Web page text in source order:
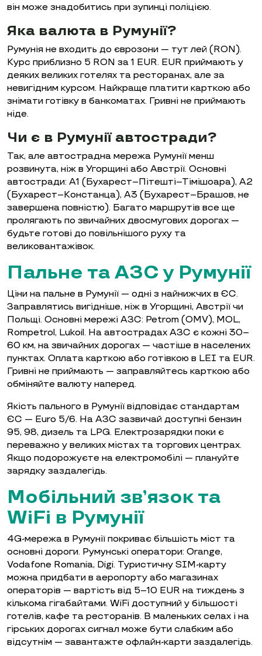
він може знадобитись при зупинці поліцією.
Яка валюта в Румунії?
Румунія не входить до єврозони — тут лей (RON).
Курс приблизно 5 RON за 1 EUR. EUR приймають у
деяких великих готелях та ресторанах, але за
невигідним курсом. Найкраще платити карткою або
знімати готівку в банкоматах. Гривні не приймають
ніде.
Чи є в Румунії автостради?
Так, але автострадна мережа Румунії менш
розвинута, ніж в Угорщині або Австрії. Основні
автостради: A1 (Бухарест–Пітешті–Тімішоара), A2
(Бухарест–Констанца), A3 (Бухарест–Брашов, не
завершена повністю). Багато маршрутів все ще
пролягають по звичайних двосмугових дорогах —
будьте готові до повільнішого руху та
великовантажівок.
Пальне та АЗС у Румунії
Ціни на пальне в Румунії — одні з найнижчих в ЄС.
Заправлятись вигідніше, ніж в Угорщині, Австрії чи
Польщі. Основні мережі АЗС: Petrom (OMV), MOL,
Rompetrol, Lukoil. На автострадах АЗС є кожні 30–
60 км, на звичайних дорогах — частіше в населених
пунктах. Оплата карткою або готівкою в LEI та EUR.
Гривні не приймають — заправляйтесь карткою або
обміняйте валюту наперед.
Якість пального в Румунії відповідає стандартам
ЄС — Euro 5/6. На АЗС зазвичай доступні бензин
95, 98, дизель та LPG. Електрозарядки поки є
переважно у великих містах та торгових центрах.
Якщо подорожуєте на електромобілі — плануйте
зарядку заздалегідь.
Мобільний зв’язок та
WiFi в Румунії
4G-мережа в Румунії покриває більшість міст та
основні дороги. Румунські оператори: Orange,
Vodafone Romania, Digi. Туристичну SIM-карту
можна придбати в аеропорту або магазинах
операторів — вартість від 5–10 EUR на тиждень з
кількома гігабайтами. WiFi доступний у більшості
готелів, кафе та ресторанів. В маленьких селах і на
гірських дорогах сигнал може бути слабким або
відсутнім — завантажте офлайн-карти заздалегідь.